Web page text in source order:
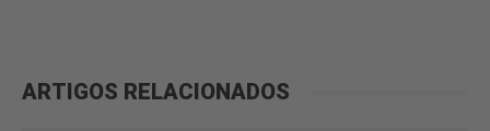
ARTIGOS RELACIONADOS